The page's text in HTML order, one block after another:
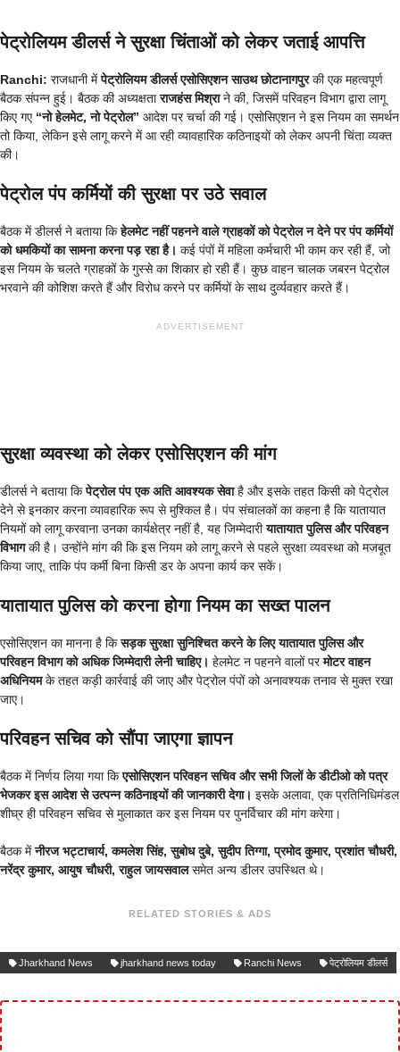
पेट्रोलियम डीलर्स ने सुरक्षा चिंताओं को लेकर जताई आपत्ति
Ranchi: राजधानी मेंपेट्रोलियम डीलर्स एसोसिएशन साउथ छोटानागपुरकी एक महत्वपूर्ण
बैठक संपन्न हुई। बैठक की अध्यक्षताराजहंस मिश्राने की, जिसमें परिवहन विभाग द्वारा लागू
किए गए “नो हेलमेट, नो पेट्रोल” आदेश पर चर्चा की गई। एसोसिएशन ने इस नियम का समर्थन
तो किया, लेकिन इसे लागू करने में आ रही व्यावहारिक कठिनाइयों को लेकर अपनी चिंता व्यक्त
की।
पेट्रोल पंप कर्मियों की सुरक्षा पर उठे सवाल
बैठक में डीलर्स ने बताया किहेलमेट नहीं पहनने वाले ग्राहकों को पेट्रोल न देने पर पंप कर्मियों
को धमकियों का सामना करना पड़ रहा है। कई पंपों में महिला कर्मचारी भी काम कर रही हैं, जो
इस नियम के चलते ग्राहकों के गुस्से का शिकार हो रही हैं। कुछ वाहन चालक जबरन पेट्रोल
भरवाने की कोशिश करते हैं और विरोध करने पर कर्मियों के साथ दुर्व्यवहार करते हैं।
ADVERTISEMENT
सुरक्षा व्यवस्था को लेकर एसोसिएशन की मांग
डीलर्स ने बताया किपेट्रोल पंप एक अति आवश्यक सेवाहै और इसके तहत किसी को पेट्रोल
देने से इनकार करना व्यावहारिक रूप से मुश्किल है। पंप संचालकों का कहना है कि यातायात
नियमों को लागू करवाना उनका कार्यक्षेत्र नहीं है, यह जिम्मेदारीयातायात पुलिस और परिवहन
विभागकी है। उन्होंने मांग की कि इस नियम को लागू करने से पहले सुरक्षा व्यवस्था को मजबूत
किया जाए, ताकि पंप कर्मी बिना किसी डर के अपना कार्य कर सकें।
यातायात पुलिस को करना होगा नियम का सख्त पालन
एसोसिएशन का मानना है किसड़क सुरक्षा सुनिश्चित करने के लिए यातायात पुलिस और
परिवहन विभाग को अधिक जिम्मेदारी लेनी चाहिए। हेलमेट न पहनने वालों परमोटर वाहन
अधिनियमके तहत कड़ी कार्रवाई की जाए और पेट्रोल पंपों को अनावश्यक तनाव से मुक्त रखा
जाए।
परिवहन सचिव को सौंपा जाएगा ज्ञापन
बैठक में निर्णय लिया गया किएसोसिएशन परिवहन सचिव और सभी जिलों के डीटीओ को पत्र
भेजकर इस आदेश से उत्पन्न कठिनाइयों की जानकारी देगा। इसके अलावा, एक प्रतिनिधिमंडल
शीघ्र ही परिवहन सचिव से मुलाकात कर इस नियम पर पुनर्विचार की मांग करेगा।
बैठक मेंनीरज भट्टाचार्य, कमलेश सिंह, सुबोध दुबे, सुदीप तिग्गा, प्रमोद कुमार, प्रशांत चौधरी,
नरेंद्र कुमार, आयुष चौधरी, राहुल जायसवालसमेत अन्य डीलर उपस्थित थे।
RELATED STORIES & ADS
Jharkhand News jharkhand news today Ranchi News पेट्रोलियम डीलर्स